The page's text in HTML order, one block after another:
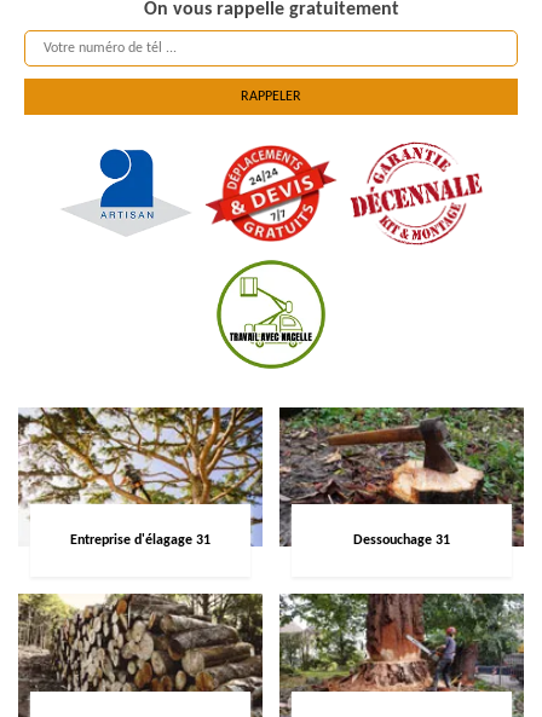
On vous rappelle gratuitement
Entreprise d'élagage 31 Dessouchage 31